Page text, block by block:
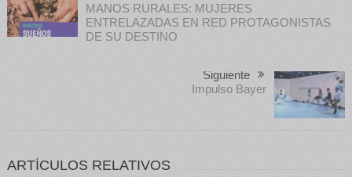
MANOS RURALES: MUJERES
ENTRELAZADAS EN RED PROTAGONISTAS
DE SU DESTINO
Siguiente
Impulso Bayer
ARTÍCULOS RELATIVOS